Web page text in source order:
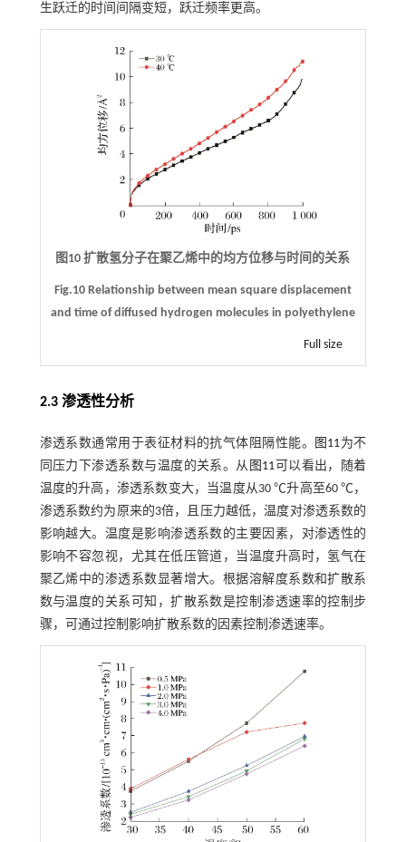
生跃迁的时间间隔变短，跃迁频率更高。
图10 扩散氢分子在聚乙烯中的均方位移与时间的关系
Fig.10 Relationship between mean square displacement
and time of diffused hydrogen molecules in polyethylene
Full size
2.3 渗透性分析
渗透系数通常用于表征材料的抗气体阻隔性能。 图11为不
同压力下渗透系数与温度的关系。从 图11 可以看出，随着
温度的升高，渗透系数变大，当温度从30 ℃升高至60 ℃，
渗透系数约为原来的3倍，且压力越低，温度对渗透系数的
影响越大。温度是影响渗透系数的主要因素，对渗透性的
影响不容忽视，尤其在低压管道，当温度升高时，氢气在
聚乙烯中的渗透系数显著增大。根据溶解度系数和扩散系
数与温度的关系可知，扩散系数是控制渗透速率的控制步
骤，可通过控制影响扩散系数的因素控制渗透速率。